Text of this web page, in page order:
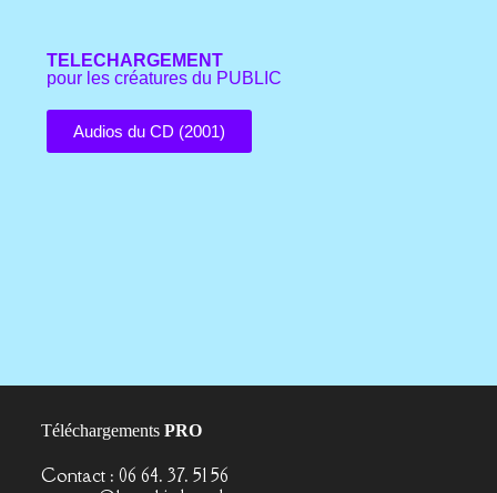
TELECHARGEMENT
pour les créatures du PUBLIC
Audios du CD (2001)
TéléchargementsPRO
Contact : 06 64. 37. 51 56